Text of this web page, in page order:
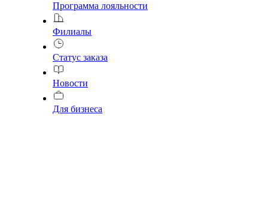
Программа лояльности
Филиалы
Статус заказа
Новости
Для бизнеса